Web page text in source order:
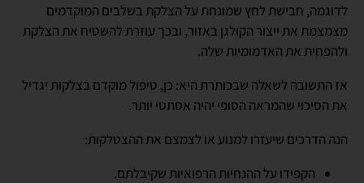
לדוגמה, חבישת לחץ שמונחת על הצלקת בשלבים המוקדמים
מצמצמת את ייצור הקולגן באזור, ובכך עוזרת להשטיח את הצלקת
ולהפחית את האדמומיות שלה.
אז התשובה לשאלה שבכותרת היא: כן, טיפול מוקדם בצלקות יגדיל
את הסיכוי שהמראה הסופי יהיה אסתטי יותר.
הנה הדרכים שיעזרו למנוע או לצמצם את ההצטלקות:
הקפידו על ההנחיות הרפואיות שקיבלתם.